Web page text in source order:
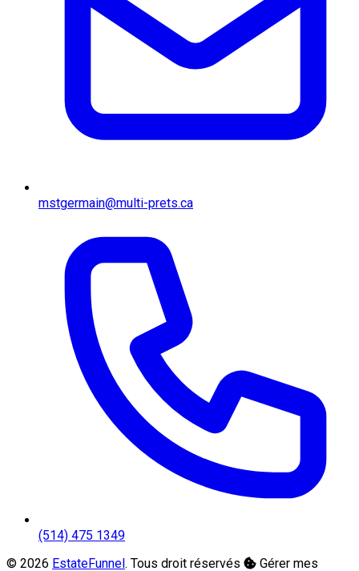
mstgermain@multi-prets.ca
(514) 475 1349
© 2026 EstateFunnel. Tous droit réservés
Gérer mes